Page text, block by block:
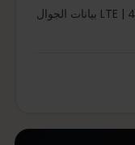
eSIM مدفوعة مسبقًا إندونيسيا مع LTE | 4G | 5G بيانات الجوال